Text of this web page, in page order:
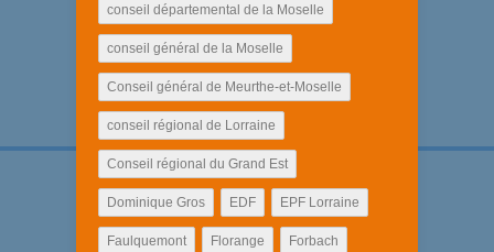
conseil départemental de la Moselle
conseil général de la Moselle
Conseil général de Meurthe-et-Moselle
conseil régional de Lorraine
Conseil régional du Grand Est
Dominique Gros EDF EPF Lorraine
Faulquemont Florange Forbach